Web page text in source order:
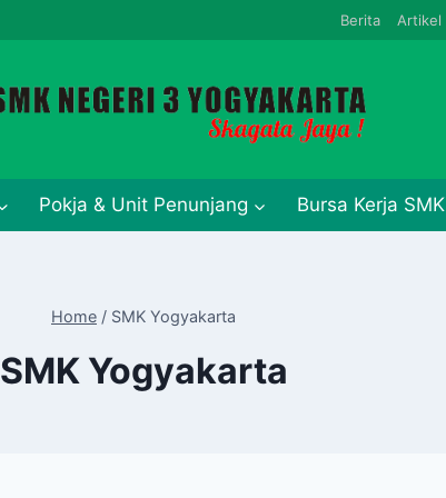
Berita Artikel
Pokja & Unit Penunjang Bursa Kerja SMK
Home / SMK Yogyakarta
SMK Yogyakarta